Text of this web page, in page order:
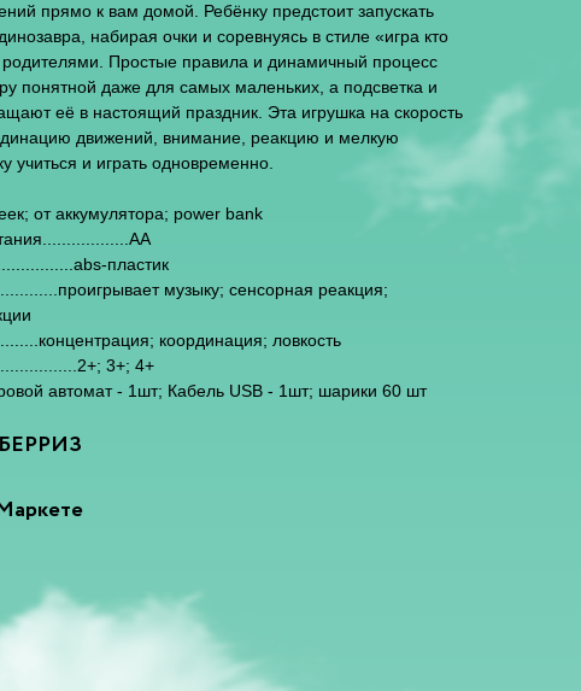
прямо к вам домой. Ребёнку предстоит запускать
набирая очки и соревнуясь в стиле «игра кто
Простые правила и динамичный процесс
понятной даже для самых маленьких, а подсветка и
её в настоящий праздник. Эта игрушка на скорость
движений, внимание, реакцию и мелкую
учиться и играть одновременно.
от аккумулятора; power bank
пластик
музыку; сенсорная реакция;
координация; ловкость
3+; 4+
автомат - 1шт; Кабель USB - 1шт; шарики 60 шт